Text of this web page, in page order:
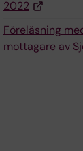
2022
Föreläsning
mottagare av